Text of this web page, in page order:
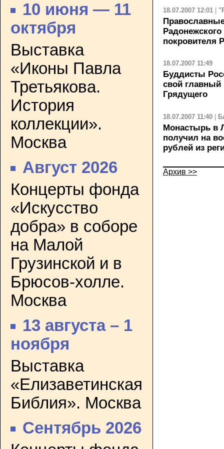
10 июня — 11
октября
Выставка
«Иконы Павла
Третьякова.
История
коллекции».
Москва
Август 2026
Концерты фонда
«Искусство
добра» в соборе
на Малой
Грузинской и в
Брюсов-холле.
Москва
13 августа – 1
ноября
Выставка
«Елизаветинская
Библия». Москва
Сентябрь 2026
18.07.2007 12:01
покровителя
18.07.2007 11:49
Буддисты
свой
Грядущего
18.07.2007 11:40
Монастырь в
получил на
рублей из
Архив >>